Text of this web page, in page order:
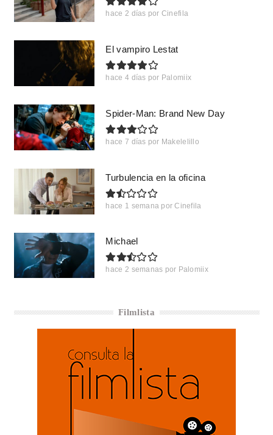
hace 2 días por Cinefila
El vampiro Lestat
hace 4 días por Palomiix
Spider-Man: Brand New Day
hace 7 días por Makelelillo
Turbulencia en la oficina
hace 1 semana por Cinefila
Michael
hace 2 semanas por Palomiix
Filmlista